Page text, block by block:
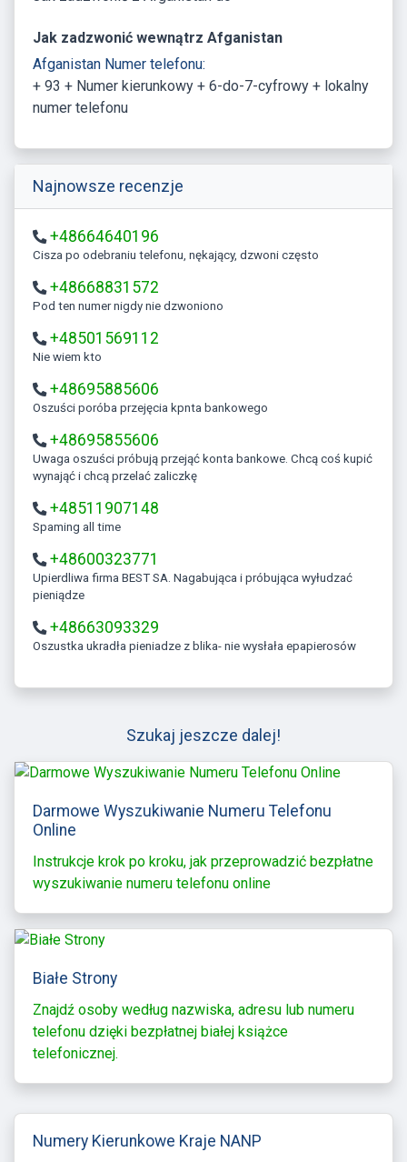
Jak zadzwonić wewnątrz Afganistan
Afganistan Numer telefonu:
+ 93 + Numer kierunkowy + 6-do-7-cyfrowy + lokalny
numer telefonu
Najnowsze recenzje
+48664640196
Cisza po odebraniu telefonu, nękający, dzwoni często
+48668831572
Pod ten numer nigdy nie dzwoniono
+48501569112
Nie wiem kto
+48695885606
Oszuści poróba przejęcia kpnta bankowego
+48695855606
Uwaga oszuści próbują przejąć konta bankowe. Chcą coś kupić
wynająć i chcą przelać zaliczkę
+48511907148
Spaming all time
+48600323771
Upierdliwa firma BEST SA. Nagabująca i próbująca wyłudzać
pieniądze
+48663093329
Oszustka ukradła pieniadze z blika- nie wysłała epapierosów
Szukaj jeszcze dalej!
Darmowe Wyszukiwanie Numeru Telefonu
Online
Instrukcje krok po kroku, jak przeprowadzić bezpłatne
wyszukiwanie numeru telefonu online
Białe Strony
Znajdź osoby według nazwiska, adresu lub numeru
telefonu dzięki bezpłatnej białej książce
telefonicznej.
Numery Kierunkowe Kraje NANP